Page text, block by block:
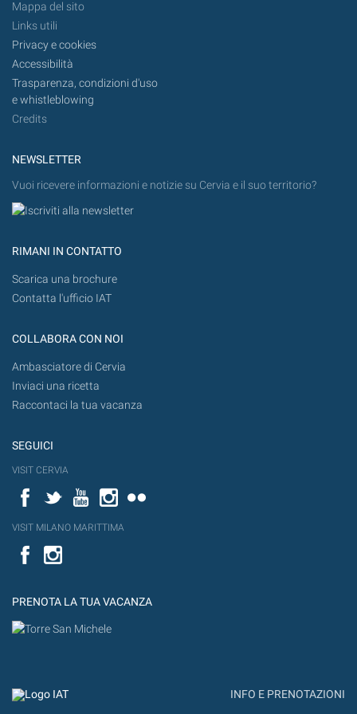
Mappa del sito
Links utili
Privacy e cookies
Accessibilità
Trasparenza, condizioni d'uso
e whistleblowing
Credits
NEWSLETTER
Vuoi ricevere informazioni e notizie su Cervia e il suo territorio?
RIMANI IN CONTATTO
Scarica una brochure
Contatta l'ufficio IAT
COLLABORA CON NOI
Ambasciatore di Cervia
Inviaci una ricetta
Raccontaci la tua vacanza
SEGUICI
VISIT CERVIA
FacebookTwitterYouTubeInstagram
VISIT MILANO MARITTIMA
Facebook
PRENOTA LA TUA VACANZA
INFO E PRENOTAZIONI